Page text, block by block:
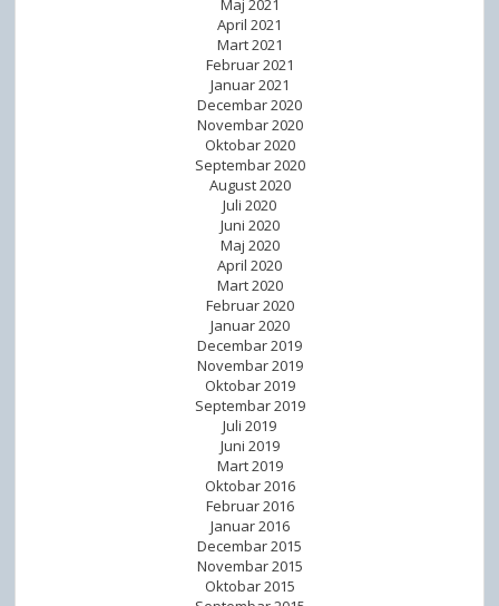
Maj 2021
April 2021
Mart 2021
Februar 2021
Januar 2021
Decembar 2020
Novembar 2020
Oktobar 2020
Septembar 2020
August 2020
Juli 2020
Juni 2020
Maj 2020
April 2020
Mart 2020
Februar 2020
Januar 2020
Decembar 2019
Novembar 2019
Oktobar 2019
Septembar 2019
Juli 2019
Juni 2019
Mart 2019
Oktobar 2016
Februar 2016
Januar 2016
Decembar 2015
Novembar 2015
Oktobar 2015